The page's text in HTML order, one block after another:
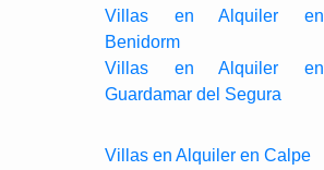
Villas en Alquiler en
Benidorm
Villas en Alquiler en
Guardamar del Segura
Villas en Alquiler en Calpe